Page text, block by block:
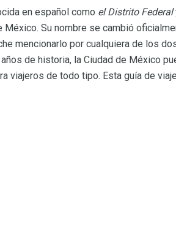
en español como el Distrito Federal
Su nombre se cambió
mencionarlo por cualquiera de los
de historia, la Ciudad de México
viajeros de todo tipo. Esta guía de